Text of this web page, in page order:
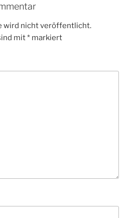
wird nicht veröffentlicht.
mit* markiert